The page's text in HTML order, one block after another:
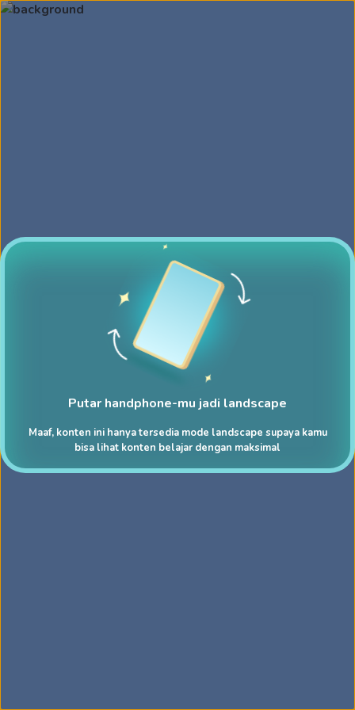
Putar handphone-mu jadi landscape
Maaf, konten ini hanya tersedia mode landscape supaya kamu
bisa lihat konten belajar dengan maksimal